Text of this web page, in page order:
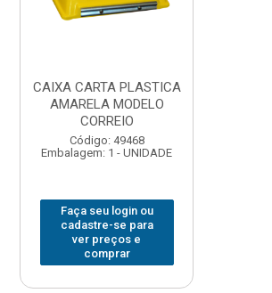
CAIXA CARTA PLASTICA
AMARELA MODELO
CORREIO
Código: 49468
Embalagem: 1 - UNIDADE
Faça seu login ou
cadastre-se para
ver preços e
comprar